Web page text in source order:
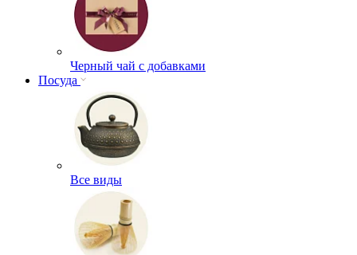
Черный чай с добавками
Посуда
Все виды